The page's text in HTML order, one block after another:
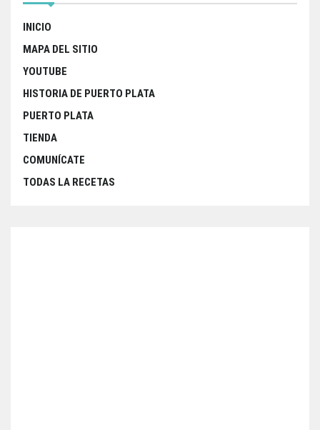
INICIO
MAPA DEL SITIO
YOUTUBE
HISTORIA DE PUERTO PLATA
PUERTO PLATA
TIENDA
COMUNÍCATE
TODAS LA RECETAS